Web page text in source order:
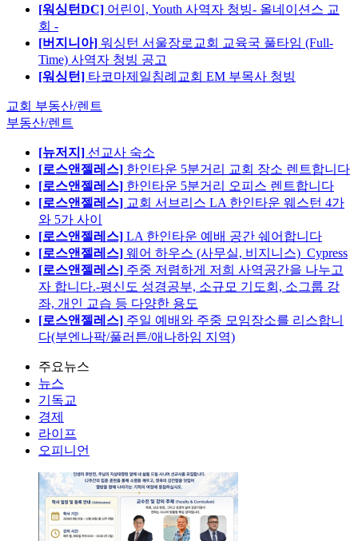
[워싱턴DC] 어린이, Youth 사역자 청빙- 올네이션스 교
회 -
[버지니아] 워싱턴 서울장로교회 교육국 풀타임 (Full-
Time) 사역자 청빙 공고
[워싱턴] 타코마제일침례교회 EM 부목사 청빙
교회 부동산/렌트
부동산/렌트
[뉴저지] 선교사 숙소
[로스앤젤레스] 한인타운 5분거리 교회 장소 렌트합니다
[로스앤젤레스] 한인타운 5분거리 오피스 렌트합니다
[로스앤젤레스] 교회 서브리스 LA 한인타운 웨스턴 4가
와 5가 사이
[로스앤젤레스] LA 한인타운 예배 공간 쉐어합니다
[로스앤젤레스] 웨어 하우스 (사무실, 비지니스)_Cypress
[로스앤젤레스] 주중 저렴하게 저희 사역공간을 나누고
자 합니다.-평신도 성경공부, 소규모 기도회, 소그룹 강
좌, 개인 교습 등 다양한 용도
[로스앤젤레스] 주일 예배와 주중 모임장소를 리스합니
다(부엔나팍/풀러튼/애나하임 지역)
주요뉴스
뉴스
기독교
경제
라이프
오피니언